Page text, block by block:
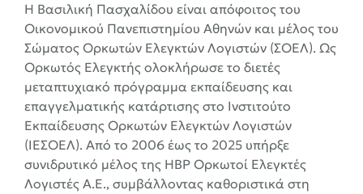
Η Βασιλική Πασχαλίδου είναι απόφοιτος του
Οικονομικού Πανεπιστημίου Αθηνών και μέλος του
Σώματος Ορκωτών Ελεγκτών Λογιστών (ΣΟΕΛ). Ως
Ορκωτός Ελεγκτής ολοκλήρωσε το διετές
μεταπτυχιακό πρόγραμμα εκπαίδευσης και
επαγγελματικής κατάρτισης στο Ινστιτούτο
Εκπαίδευσης Ορκωτών Ελεγκτών Λογιστών
(ΙΕΣΟΕΛ). Από το 2006 έως το 2025 υπήρξε
συνιδρυτικό μέλος της HBP Ορκωτοί Ελεγκτές
Λογιστές Α.Ε., συμβάλλοντας καθοριστικά στη